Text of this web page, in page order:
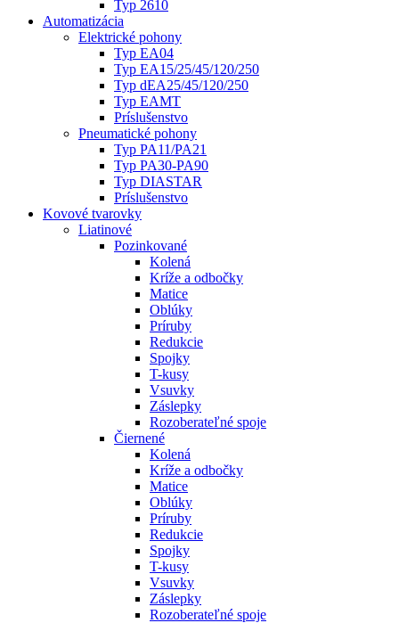
Typ 2610
Automatizácia
Elektrické pohony
Typ EA04
Typ EA15/25/45/120/250
Typ dEA25/45/120/250
Typ EAMT
Príslušenstvo
Pneumatické pohony
Typ PA11/PA21
Typ PA30-PA90
Typ DIASTAR
Príslušenstvo
Kovové tvarovky
Liatinové
Pozinkované
Kolená
Kríže a odbočky
Matice
Oblúky
Príruby
Redukcie
Spojky
T-kusy
Vsuvky
Záslepky
Rozoberateľné spoje
Čiernené
Kolená
Kríže a odbočky
Matice
Oblúky
Príruby
Redukcie
Spojky
T-kusy
Vsuvky
Záslepky
Rozoberateľné spoje